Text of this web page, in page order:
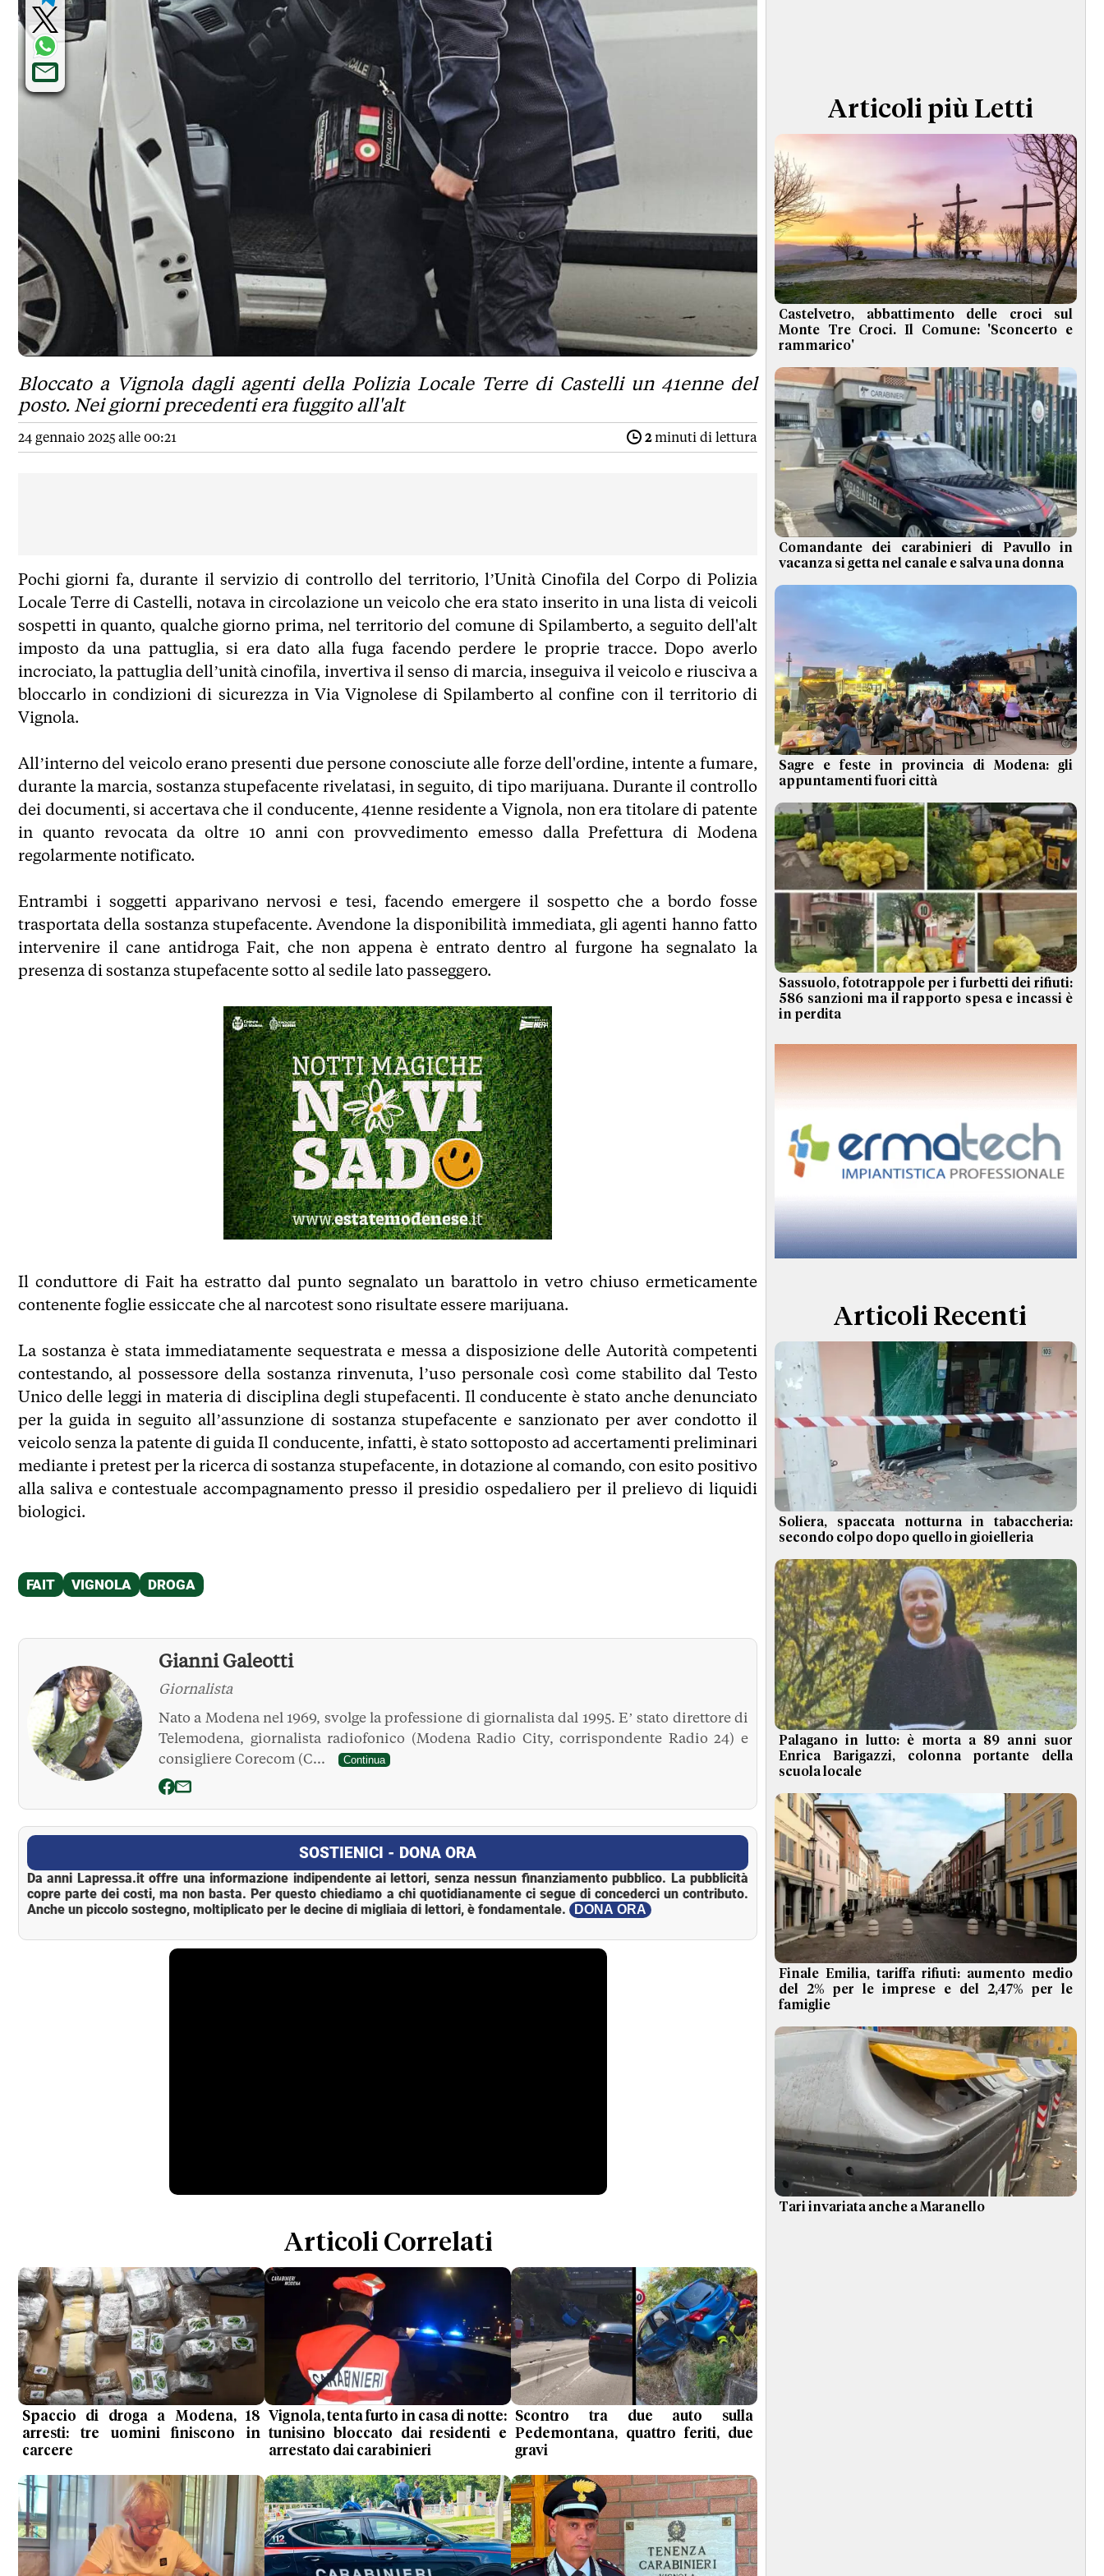
Bloccato a Vignola dagli agenti della Polizia Locale Terre di Castelli un 41enne del
posto. Nei giorni precedenti era fuggito all'alt
24 gennaio 2025 alle 00:21 2minuti di lettura
Pochi giorni fa, durante il servizio di controllo del territorio, l’Unità Cinofila del Corpo di Polizia
Locale Terre di Castelli, notava in circolazione un veicolo che era stato inserito in una lista di veicoli
sospetti in quanto, qualche giorno prima, nel territorio del comune di Spilamberto, a seguito dell'alt
imposto da una pattuglia, si era dato alla fuga facendo perdere le proprie tracce. Dopo averlo
incrociato, la pattuglia dell’unità cinofila, invertiva il senso di marcia, inseguiva il veicolo e riusciva a
bloccarlo in condizioni di sicurezza in Via Vignolese di Spilamberto al confine con il territorio di
Vignola.
All’interno del veicolo erano presenti due persone conosciute alle forze dell'ordine, intente a fumare,
durante la marcia, sostanza stupefacente rivelatasi, in seguito, di tipo marijuana. Durante il controllo
dei documenti, si accertava che il conducente, 41enne residente a Vignola, non era titolare di patente
in quanto revocata da oltre 10 anni con provvedimento emesso dalla Prefettura di Modena
regolarmente notificato.
Entrambi i soggetti apparivano nervosi e tesi, facendo emergere il sospetto che a bordo fosse
trasportata della sostanza stupefacente. Avendone la disponibilità immediata, gli agenti hanno fatto
intervenire il cane antidroga Fait, che non appena è entrato dentro al furgone ha segnalato la
presenza di sostanza stupefacente sotto al sedile lato passeggero.
Il conduttore di Fait ha estratto dal punto segnalato un barattolo in vetro chiuso ermeticamente
contenente foglie essiccate che al narcotest sono risultate essere marijuana.
La sostanza è stata immediatamente sequestrata e messa a disposizione delle Autorità competenti
contestando, al possessore della sostanza rinvenuta, l’uso personale così come stabilito dal Testo
Unico delle leggi in materia di disciplina degli stupefacenti. Il conducente è stato anche denunciato
per la guida in seguito all’assunzione di sostanza stupefacente e sanzionato per aver condotto il
veicolo senza la patente di guida Il conducente, infatti, è stato sottoposto ad accertamenti preliminari
mediante i pretest per la ricerca di sostanza stupefacente, in dotazione al comando, con esito positivo
alla saliva e contestuale accompagnamento presso il presidio ospedaliero per il prelievo di liquidi
biologici.
Gianni Galeotti
Giornalista
Nato a Modena nel 1969, svolge la professione di giornalista dal 1995. E’ stato direttore di
Telemodena, giornalista radiofonico (Modena Radio City, corrispondente Radio 24) e
consigliere Corecom (C...
Continua
La Pressa
SOSTIENICI - DONA ORA
Da anni Lapressa.it offre una informazione indipendente ai lettori, senza nessun finanziamento pubblico. La pubblicità
copre parte dei costi, ma non basta. Per questo chiediamo a chi quotidianamente ci segue di concederci un contributo.
Anche un piccolo sostegno, moltiplicato per le decine di migliaia di lettori, è fondamentale.
DONA ORA
Articoli Correlati
Spaccio di droga a Modena, 18
arresti: tre uomini finiscono in
carcere
Vignola, tenta furto in casa di notte:
tunisino bloccato dai residenti e
arrestato dai carabinieri
Scontro tra due auto sulla
Pedemontana, quattro feriti, due
gravi
Articoli più Letti
Castelvetro, abbattimento delle croci sul
Monte Tre Croci. Il Comune: 'Sconcerto e
rammarico'
Comandante dei carabinieri di Pavullo in
vacanza si getta nel canale e salva una donna
Sagre e feste in provincia di Modena: gli
appuntamenti fuori città
Sassuolo, fototrappole per i furbetti dei rifiuti:
586 sanzioni ma il rapporto spesa e incassi è
in perdita
Articoli Recenti
Soliera, spaccata notturna in tabaccheria:
secondo colpo dopo quello in gioielleria
Palagano in lutto: è morta a 89 anni suor
Enrica Barigazzi, colonna portante della
scuola locale
Finale Emilia, tariffa rifiuti: aumento medio
del 2% per le imprese e del 2,47% per le
famiglie
Tari invariata anche a Maranello